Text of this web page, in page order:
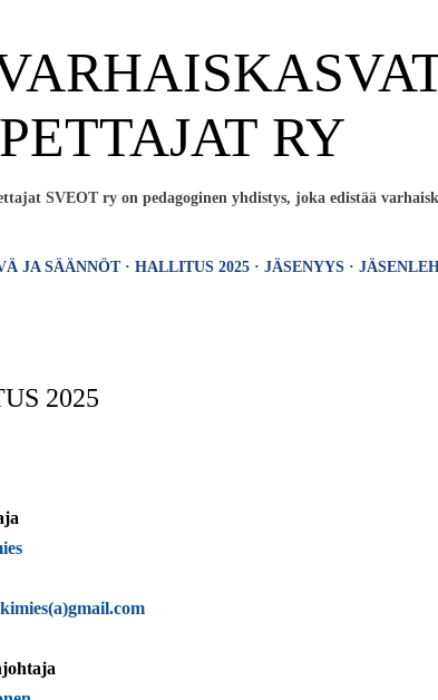
RY
SVEOT ry on pedagoginen yhdistys, joka edistää
JA SÄÄNNÖT HALLITUS 2025 JÄSENYYS
2025